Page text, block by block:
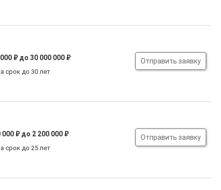
₽ до 30 000 000 ₽
срок до 30 лет
Отправить заявку
000 ₽ до 2 200 000 ₽
срок до 25 лет
Отправить заявку